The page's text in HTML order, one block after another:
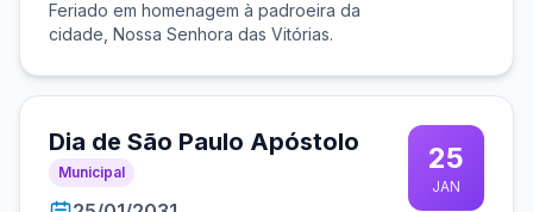
Feriado em homenagem à padroeira da
cidade, Nossa Senhora das Vitórias.
Dia de São Paulo Apóstolo
Municipal 25
JAN